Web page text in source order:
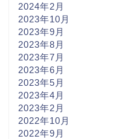
2024年2月
2023年10月
2023年9月
2023年8月
2023年7月
2023年6月
2023年5月
2023年4月
2023年2月
2022年10月
2022年9月